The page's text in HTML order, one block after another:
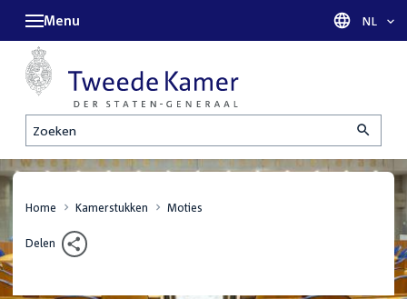
Zoeken
Menu Taal
NL
Home Kamerstukken Moties
Delen